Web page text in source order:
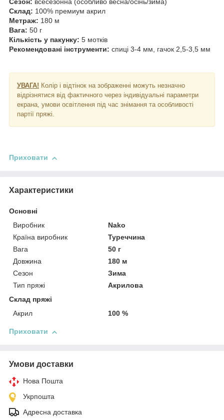
Сезон: всесезонна (особливо весна/осінь/зима)
Склад: 100% премиум акрил
Метраж: 180 м
Вага: 50 г
Кількість у пакунку: 5 мотків
Рекомендовані інструменти: спиці 3-4 мм, гачок 2,5-3,5 мм
УВАГА! Колір і відтінок на зображенні можуть незначно
відрізнятися від фактичного через індивідуальні параметри
екрана, умови освітлення під час знімання та особливості
партії пряжі.
Приховати
Характеристики
Основні
Виробник
Nako
Країна виробник
Туреччина
Вага
50 г
Довжина
180 м
Сезон
Зима
Тип пряжі
Акрилова
Склад пряжі
Акрил
100 %
Приховати
Умови доставки
Нова Пошта
Укрпошта
Адресна доставка